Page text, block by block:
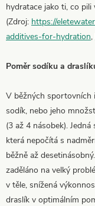
hydratace jako ti, co
(Zdroj: https://
additives-for-hydration,
Poměr sodíku a
V běžných sportovních
sodík, nebo jeho
(3 až 4 násobek).
která nepočítá s
běžně až
zaděláno na velký
v těle, snížená
draslík v optimálním